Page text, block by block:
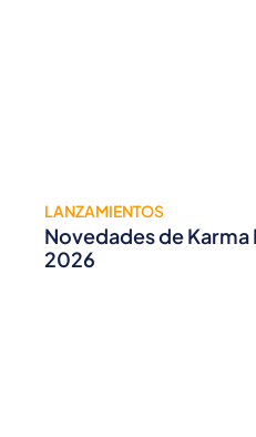
LANZAMIENTOS
Novedades de Karma
2026